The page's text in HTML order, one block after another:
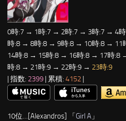
0時:7 → 1時:7 → 2時:7 → 3時:7 → 4
時:8 → 8時:8 → 9時:8 → 10時:8 → 11
14時:8 → 15時:8 → 16時:8 → 17時:8
時:8 → 21時:9 → 22時:9 → 23時:9
| 指数: 2399 | 累積: 4152 |
10位…[Alexandros] 「Girl A 」